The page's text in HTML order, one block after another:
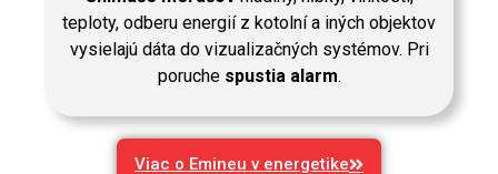
teploty, odberu energií z kotolní a iných objektov
vysielajú dáta do vizualizačných systémov. Pri
poruchespustia alarm.
Viac o Emineu v energetike